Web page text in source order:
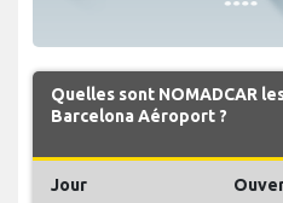
Quelles sont NOMADCAR
Barcelona Aéroport ?
Jour